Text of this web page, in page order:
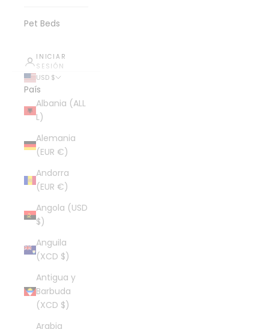
Pet Beds
INICIAR
SESIÓN
USD $
País
Albania (ALL
L)
Alemania
(EUR €)
Andorra
(EUR €)
Angola (USD
$)
Anguila
(XCD $)
Antigua y
Barbuda
(XCD $)
Arabia